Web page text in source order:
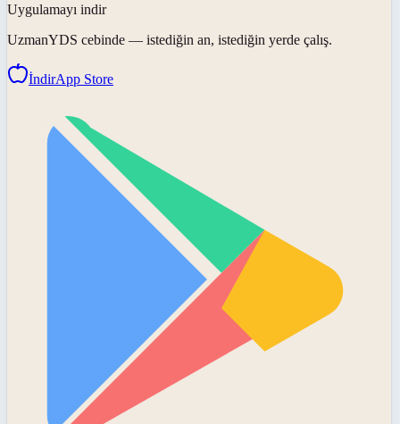
Uygulamayı indir
UzmanYDS cebinde — istediğin an, istediğin yerde çalış.
İndirApp Store